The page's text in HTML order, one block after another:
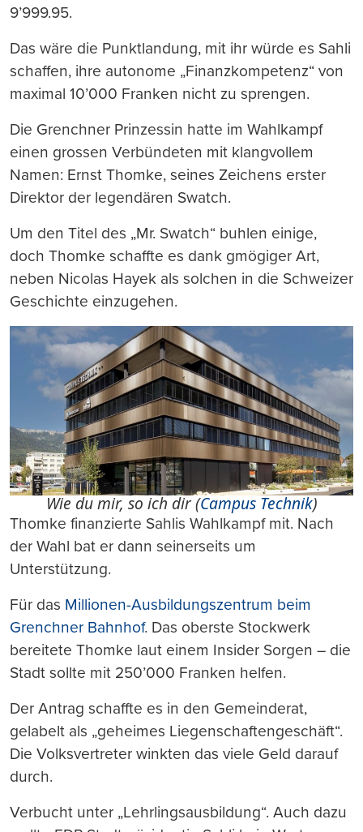
9’999.95.
Das wäre die Punktlandung, mit ihr würde es Sahli
schaffen, ihre autonome „Finanzkompetenz“ von
maximal 10’000 Franken nicht zu sprengen.
Die Grenchner Prinzessin hatte im Wahlkampf
einen grossen Verbündeten mit klangvollem
Namen: Ernst Thomke, seines Zeichens erster
Direktor der legendären Swatch.
Um den Titel des „Mr. Swatch“ buhlen einige,
doch Thomke schaffte es dank gmögiger Art,
neben Nicolas Hayek als solchen in die Schweizer
Geschichte einzugehen.
Wie du mir, so ich dir (Campus Technik)
Thomke finanzierte Sahlis Wahlkampf mit. Nach
der Wahl bat er dann seinerseits um
Unterstützung.
Für das Millionen-Ausbildungszentrum beim
Grenchner Bahnhof. Das oberste Stockwerk
bereitete Thomke laut einem Insider Sorgen – die
Stadt sollte mit 250’000 Franken helfen.
Der Antrag schaffte es in den Gemeinderat,
gelabelt als „geheimes Liegenschaftengeschäft“.
Die Volksvertreter winkten das viele Geld darauf
durch.
Verbucht unter „Lehrlingsausbildung“. Auch dazu